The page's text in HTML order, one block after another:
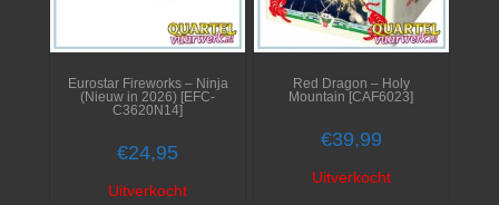
Eurostar Fireworks – Ninja
(Nieuw in 2026) [EFC-
C3620N14]
€24,95
Uitverkocht
Red Dragon – Holy
Mountain [CAF6023]
€39,99
Uitverkocht